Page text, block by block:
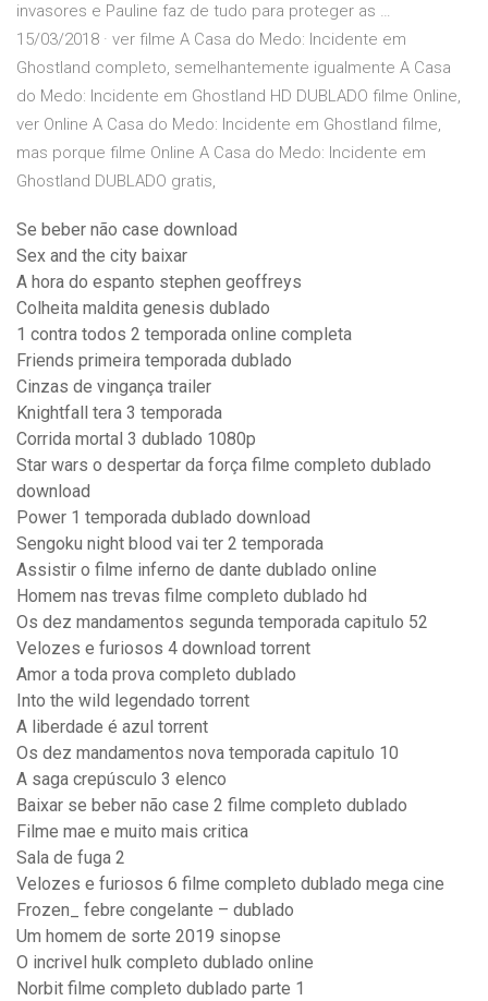
invasores e Pauline faz de tudo para proteger as …
15/03/2018 · ver filme A Casa do Medo: Incidente em
Ghostland completo, semelhantemente igualmente A Casa
do Medo: Incidente em Ghostland HD DUBLADO filme Online,
ver Online A Casa do Medo: Incidente em Ghostland filme,
mas porque filme Online A Casa do Medo: Incidente em
Ghostland DUBLADO gratis,
Se beber não case download
Sex and the city baixar
A hora do espanto stephen geoffreys
Colheita maldita genesis dublado
1 contra todos 2 temporada online completa
Friends primeira temporada dublado
Cinzas de vingança trailer
Knightfall tera 3 temporada
Corrida mortal 3 dublado 1080p
Star wars o despertar da força filme completo dublado
download
Power 1 temporada dublado download
Sengoku night blood vai ter 2 temporada
Assistir o filme inferno de dante dublado online
Homem nas trevas filme completo dublado hd
Os dez mandamentos segunda temporada capitulo 52
Velozes e furiosos 4 download torrent
Amor a toda prova completo dublado
Into the wild legendado torrent
A liberdade é azul torrent
Os dez mandamentos nova temporada capitulo 10
A saga crepúsculo 3 elenco
Baixar se beber não case 2 filme completo dublado
Filme mae e muito mais critica
Sala de fuga 2
Velozes e furiosos 6 filme completo dublado mega cine
Frozen_ febre congelante – dublado
Um homem de sorte 2019 sinopse
O incrivel hulk completo dublado online
Norbit filme completo dublado parte 1